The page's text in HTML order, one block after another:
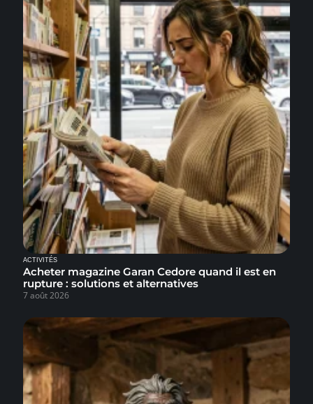
ACTIVITÉS
Acheter magazine Garan Cedore quand il est en
rupture : solutions et alternatives
7 août 2026